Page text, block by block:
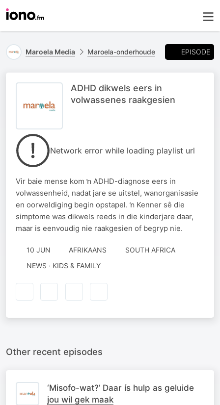
Maroela Media Maroela-onderhoude EPISODE
ADHD dikwels eers in
volwassenes raakgesien
Network error while loading playlist url
Vir baie mense kom ŉ ADHD-diagnose eers in
volwassenheid, nadat jare se uitstel, wanorganisasie
en oorweldiging begin opstapel. ŉ Kenner sê die
simptome was dikwels reeds in die kinderjare daar,
maar is eenvoudig nie raakgesien of begryp nie.
10 JUN AFRIKAANS
SOUTH AFRICA
NEWS · KIDS & FAMILY
Other recent episodes
‘Misofo-wat?’ Daar ís hulp as geluide
jou wil gek maak